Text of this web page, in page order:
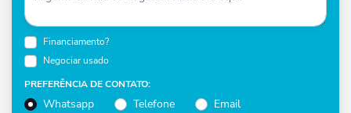
Financiamento?
Negociar usado
PREFERÊNCIA DE CONTATO:
Whatsapp Telefone Email